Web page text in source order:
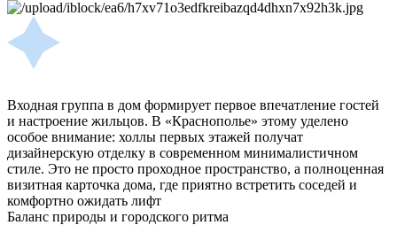
Входная группа в дом формирует первое впечатление гостей
и настроение жильцов. В «Краснополье» этому уделено
особое внимание: холлы первых этажей получат
дизайнерскую отделку в современном минималистичном
стиле. Это не просто проходное пространство, а полноценная
визитная карточка дома, где приятно встретить соседей и
комфортно ожидать лифт
Баланс природы и городского ритма